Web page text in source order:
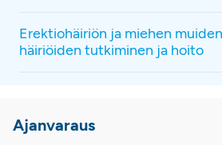
Erektiohäiriön ja miehen
häiriöiden tutkiminen ja hoito
Ajanvaraus